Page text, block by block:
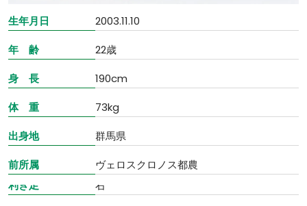
生年月日
2003.11.10
年 齢
22歳
身 長
190cm
体 重
73kg
出身地
群馬県
前所属
ヴェロスクロノス都農
利き足
右